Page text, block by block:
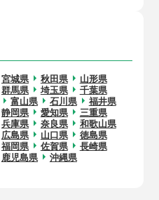
宮城県 秋田県
山形県
群馬県 埼玉県
千葉県
富山県 石川県
福井県
静岡県 愛知県
三重県
兵庫県 奈良県
和歌山県
広島県 山口県
徳島県
福岡県 佐賀県
長崎県
鹿児島県 沖縄県